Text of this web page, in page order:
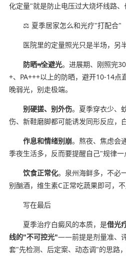
化定量"就是防止电压过大烧坏线路、
⚖️ 夏季居家怎么和光疗"打配合"
医院里的定量照光只是半场，另
防晒≠全避光。进展期、刚照完
+、PA+++以上的防晒，避开10-14点
晚弱光，别走极端。
别硬搓、别外伤。夏季穿衣少、
伤、新鞋磨脚都可能诱发同形反应，
作息和情绪别崩。熬夜、焦虑会
季夜生活多，反而要提醒自己"规律一
饮食正常化。泉州海鲜多，不必
别酗酒，维生素C正常吃蔬果即可，不
写在最后
夏季治疗白癜风的本质，是借光
线的"不可控光"——前提是剂量准、
套"先检测、后定案、动态调"的思路